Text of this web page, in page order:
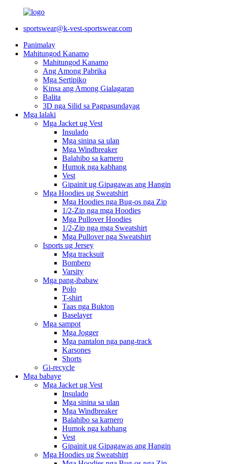
sportswear@k-vest-sportswear.com
Panimalay
Mahitungod Kanamo
Mahitungod Kanamo
Ang Among Pabrika
Mga Sertipiko
Kinsa ang Among Gialagaran
Balita
3D nga Silid sa Pagpasundayag
Mga lalaki
Mga Jacket ug Vest
Insulado
Mga sinina sa ulan
Mga Windbreaker
Balahibo sa karnero
Humok nga kabhang
Vest
Gipainit ug Gipagawas ang Hangin
Mga Hoodies ug Sweatshirt
Mga Hoodies nga Bug-os nga Zip
1/2-Zip nga mga Hoodies
Mga Pullover Hoodies
1/2-Zip nga mga Sweatshirt
Mga Pullover nga Sweatshirt
Isports ug Jersey
Mga tracksuit
Bombero
Varsity
Mga pang-ibabaw
Polo
T-shirt
Taas nga Bukton
Baselayer
Mga sampot
Mga Jogger
Mga pantalon nga pang-track
Karsones
Shorts
Gi-recycle
Mga babaye
Mga Jacket ug Vest
Insulado
Mga sinina sa ulan
Mga Windbreaker
Balahibo sa karnero
Humok nga kabhang
Vest
Gipainit ug Gipagawas ang Hangin
Mga Hoodies ug Sweatshirt